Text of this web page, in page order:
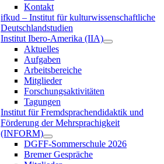
Kontakt
ifkud – Institut für kulturwissenschaftliche
Deutschlandstudien
Institut Ibero-Amerika (IIA)
Aktuelles
Aufgaben
Arbeitsbereiche
Mitglieder
Forschungsaktivitäten
Tagungen
Institut für Fremdsprachendidaktik und
Förderung der Mehrsprachigkeit
(INFORM)
DGFF-Sommerschule 2026
Bremer Gespräche